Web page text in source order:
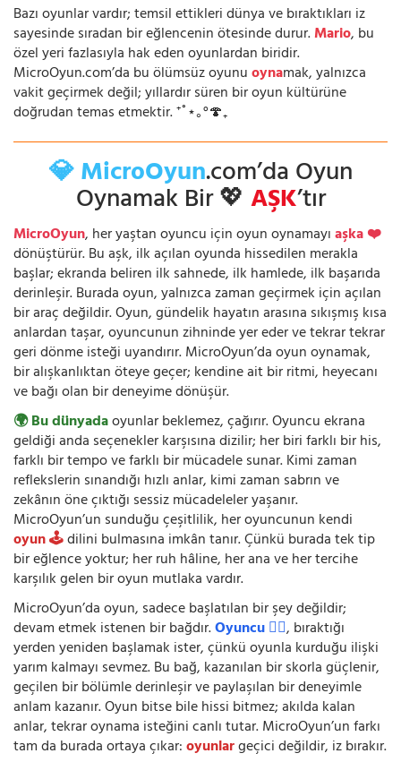
Bazı oyunlar vardır; temsil ettikleri dünya ve bıraktıkları iz
sayesinde sıradan bir eğlencenin ötesinde durur.Mario, bu
özel yeri fazlasıyla hak eden oyunlardan biridir.
MicroOyun.com’da bu ölümsüz oyunuoynamak, yalnızca
vakit geçirmek değil; yıllardır süren bir oyun kültürüne
doğrudan temas etmektir. ⁺˚⋆｡°🍄₊
💎 MicroOyun.com’da Oyun
Oynamak Bir 💖AŞK’tır
MicroOyun, her yaştan oyuncu için oyun oynamayıaşka ❤️
dönüştürür. Bu aşk, ilk açılan oyunda hissedilen merakla
başlar; ekranda beliren ilk sahnede, ilk hamlede, ilk başarıda
derinleşir. Burada oyun, yalnızca zaman geçirmek için açılan
bir araç değildir. Oyun, gündelik hayatın arasına sıkışmış kısa
anlardan taşar, oyuncunun zihninde yer eder ve tekrar tekrar
geri dönme isteği uyandırır. MicroOyun’da oyun oynamak,
bir alışkanlıktan öteye geçer; kendine ait bir ritmi, heyecanı
ve bağı olan bir deneyime dönüşür.
🌍 Bu dünyadaoyunlar beklemez, çağırır. Oyuncu ekrana
geldiği anda seçenekler karşısına dizilir; her biri farklı bir his,
farklı bir tempo ve farklı bir mücadele sunar. Kimi zaman
reflekslerin sınandığı hızlı anlar, kimi zaman sabrın ve
zekânın öne çıktığı sessiz mücadeleler yaşanır.
MicroOyun’un sunduğu çeşitlilik, her oyuncunun kendi
oyun 🕹️dilini bulmasına imkân tanır. Çünkü burada tek tip
bir eğlence yoktur; her ruh hâline, her ana ve her tercihe
karşılık gelen bir oyun mutlaka vardır.
MicroOyun’da oyun, sadece başlatılan bir şey değildir;
devam etmek istenen bir bağdır.Oyuncu 🧍‍♂️, bıraktığı
yerden yeniden başlamak ister, çünkü oyunla kurduğu ilişki
yarım kalmayı sevmez. Bu bağ, kazanılan bir skorla güçlenir,
geçilen bir bölümle derinleşir ve paylaşılan bir deneyimle
anlam kazanır. Oyun bitse bile hissi bitmez; akılda kalan
anlar, tekrar oynama isteğini canlı tutar. MicroOyun’un farkı
tam da burada ortaya çıkar:oyunlargeçici değildir, iz bırakır.